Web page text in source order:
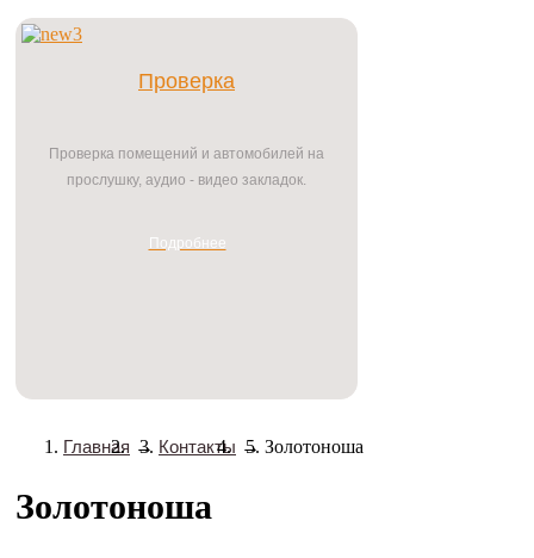
Проверка
Проверка помещений и автомобилей на
прослушку, аудио - видео закладок.
Подробнее
Главная → Контакты → Золотоноша
Золотоноша